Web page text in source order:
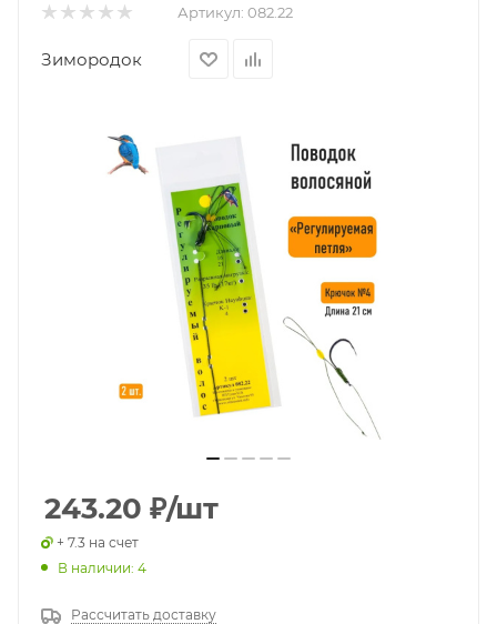
Артикул: 082.22
Зимородок
243.20 ₽/шт
+ 7.3 на счет
В наличии: 4
Рассчитать доставку